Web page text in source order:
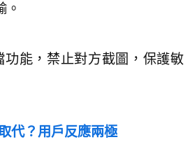
。
功能，禁止對方截圖，保護敏
代？用戶反應兩極